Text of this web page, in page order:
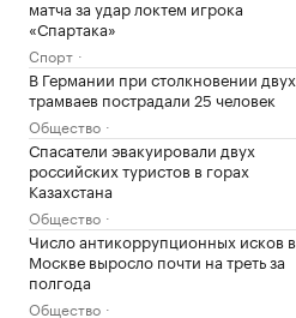
матча за удар локтем игрока
«Спартака»
Спорт
В Германии при столкновении двух
трамваев пострадали 25 человек
Общество
Спасатели эвакуировали двух
российских туристов в горах
Казахстана
Общество
Число антикоррупционных исков в
Москве выросло почти на треть за
полгода
Общество